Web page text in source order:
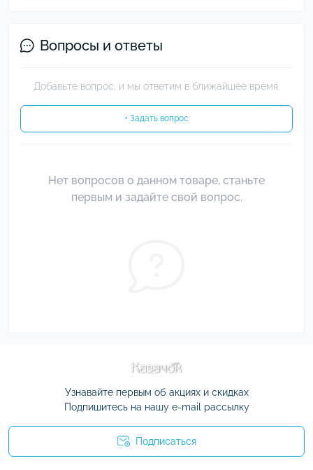
Вопросы и ответы
Добавьте вопрос, и мы ответим в ближайшее время.
+ Задать вопрос
Нет вопросов о данном товаре, станьте
первым и задайте свой вопрос.
Узнавайте первым об акциях и скидках
Подпишитесь на нашу e-mail рассылку
Подписаться